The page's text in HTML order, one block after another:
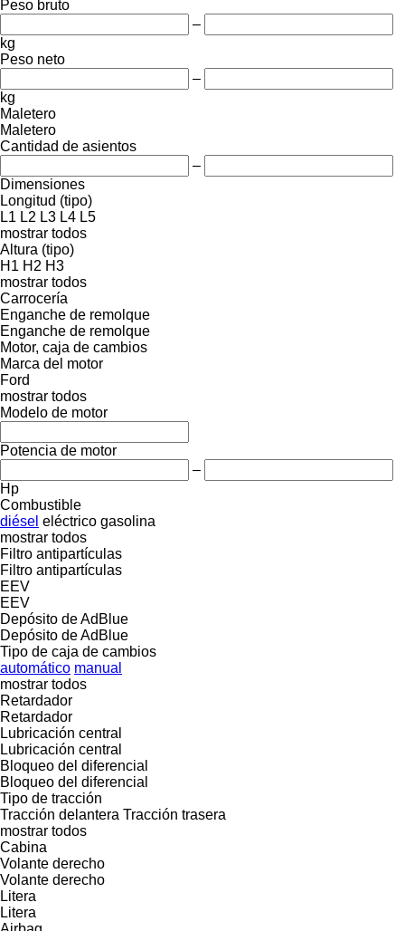
Peso bruto
–
kg
Peso neto
–
kg
Maletero
Maletero
Cantidad de asientos
–
Dimensiones
Longitud (tipo)
L1 L2 L3 L4 L5
mostrar todos
Altura (tipo)
H1 H2 H3
mostrar todos
Carrocería
Enganche de remolque
Enganche de remolque
Motor, caja de cambios
Marca del motor
Ford
mostrar todos
Modelo de motor
Potencia de motor
–
Hp
Combustible
diésel eléctrico gasolina
mostrar todos
Filtro antipartículas
Filtro antipartículas
EEV
EEV
Depósito de AdBlue
Depósito de AdBlue
Tipo de caja de cambios
automático manual
mostrar todos
Retardador
Retardador
Lubricación central
Lubricación central
Bloqueo del diferencial
Bloqueo del diferencial
Tipo de tracción
Tracción delantera Tracción trasera
mostrar todos
Cabina
Volante derecho
Volante derecho
Litera
Litera